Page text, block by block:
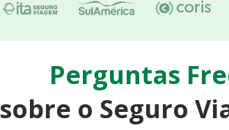
Perguntas
sobre o Seguro